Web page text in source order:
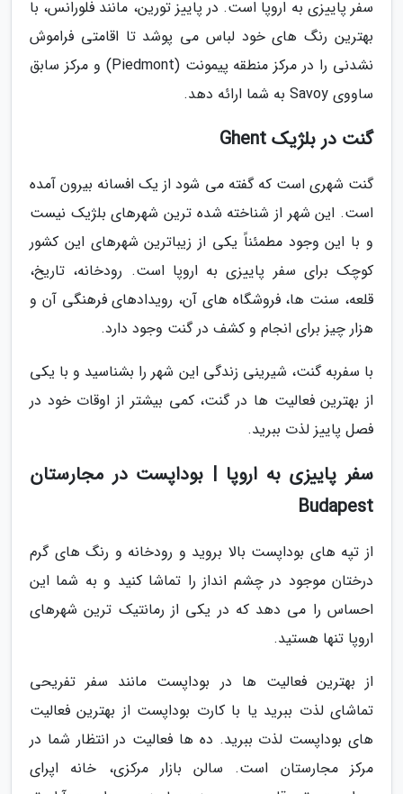
سفر پاییزی به اروپا است. در پاییز تورین، مانند فلورانس، با
بهترین رنگ های خود لباس می پوشد تا اقامتی فراموش
نشدنی را در مرکز منطقه پیمونت (Piedmont) و مرکز سابق
ساووی Savoy به شما ارائه دهد.
گنت در بلژیک Ghent
گنت شهری است که گفته می شود از یک افسانه بیرون آمده
است. این شهر از شناخته شده ترین شهرهای بلژیک نیست
و با این وجود مطمئناً یکی از زیباترین شهرهای این کشور
کوچک برای سفر پاییزی به اروپا است. رودخانه، تاریخ،
قلعه، سنت ها، فروشگاه های آن، رویدادهای فرهنگی آن و
هزار چیز برای انجام و کشف در گنت وجود دارد.
با سفربه گنت، شیرینی زندگی این شهر را بشناسید و با یکی
از بهترین فعالیت ها در گنت، کمی بیشتر از اوقات خود در
فصل پاییز لذت ببرید.
سفر پاییزی به اروپا | بوداپست در مجارستان
Budapest
از تپه های بوداپست بالا بروید و رودخانه و رنگ های گرم
درختان موجود در چشم انداز را تماشا کنید و به شما این
احساس را می دهد که در یکی از رمانتیک ترین شهرهای
اروپا تنها هستید.
از بهترین فعالیت ها در بوداپست مانند سفر تفریحی
تماشای لذت ببرید یا با کارت بوداپست از بهترین فعالیت
های بوداپست لذت ببرید. ده ها فعالیت در انتظار شما در
مرکز مجارستان است. سالن بازار مرکزی، خانه اپرای